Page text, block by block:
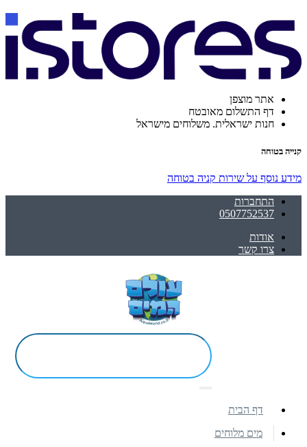
אתר מוצפן
דף התשלום מאובטח
חנות ישראלית. משלוחים מישראל
קנייה בטוחה
מידע נוסף על שירות קניה בטוחה
התחברות
0507752537
אודות
צרו קשר
דף הבית
מים מלוחים